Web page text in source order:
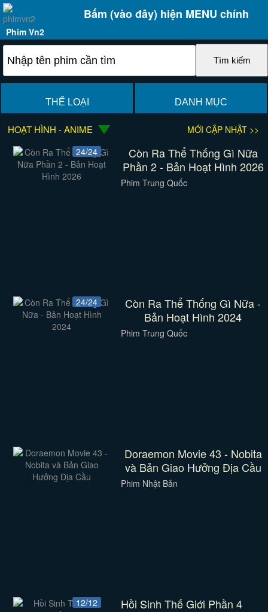
Bấm (vào đây) hiện MENU chính
Phim Vn2
THỂ LOẠI DANH MỤC
HOẠT HÌNH - ANIME
MỚI CẬP NHẬT >>
24/24
Còn Ra Thể Thống Gì Nữa
Phần 2 - Bản Hoạt Hình 2026
Phim Trung Quốc
24/24
Còn Ra Thể Thống Gì Nữa -
Bản Hoạt Hình 2024
Phim Trung Quốc
Doraemon Movie 43 - Nobita
và Bản Giao Hưởng Địa Cầu
Phim Nhật Bản
12/12 Hồi Sinh Thế Giới Phần 4